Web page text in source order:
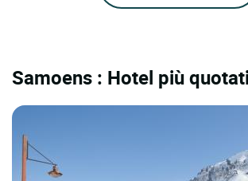
Samoens : Hotel più quotati